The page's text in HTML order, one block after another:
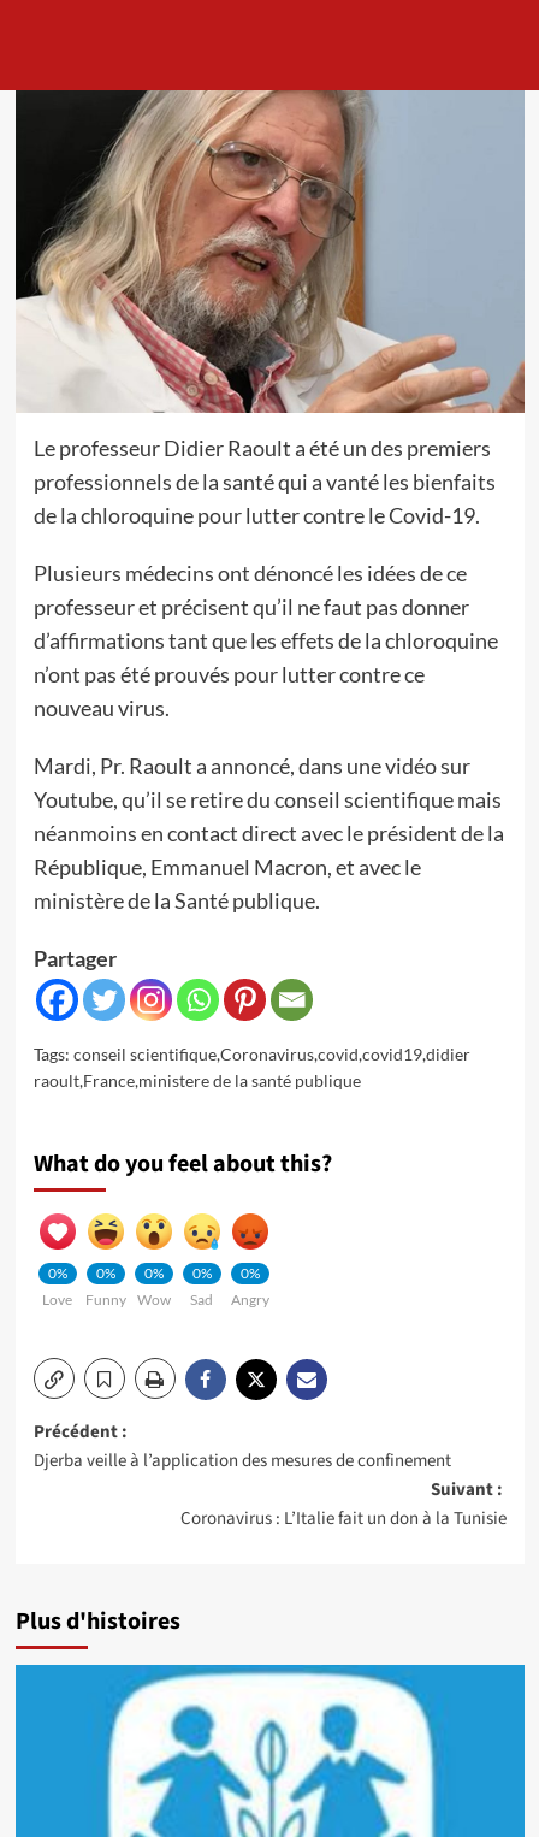
Le professeur Didier Raoult a été un des premiers
professionnels de la santé qui a vanté les bienfaits
de la chloroquine pour lutter contre le Covid-19.
Plusieurs médecins ont dénoncé les idées de ce
professeur et précisent qu’il ne faut pas donner
d’affirmations tant que les effets de la chloroquine
n’ont pas été prouvés pour lutter contre ce
nouveau virus.
Mardi, Pr. Raoult a annoncé, dans une vidéo sur
Youtube, qu’il se retire du conseil scientifique mais
néanmoins en contact direct avec le président de la
République, Emmanuel Macron, et avec le
ministère de la Santé publique.
Partager
Tags: conseil scientifique,Coronavirus,covid,covid19,didier
raoult,France,ministere de la santé publique
What do you feel about this?
0%
Love
0%
Funny
0%
Wow
0%
Sad
0%
Angry
Navigation
d’article
Précédent :
Djerba veille à l’application des mesures de confinement
Suivant :
Coronavirus : L’Italie fait un don à la Tunisie
Plus d'histoires